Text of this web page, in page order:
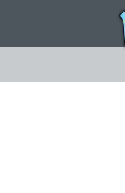
hovedinnhold